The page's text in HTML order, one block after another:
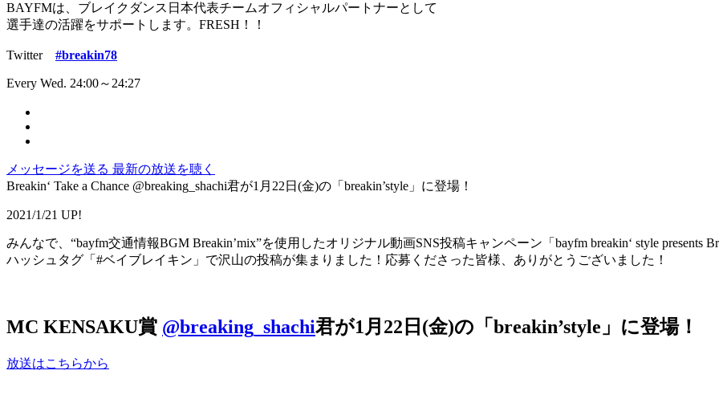
BAYFMは、ブレイクダンス日本代表チームオフィシャルパートナーとして
選手達の活躍をサポートします。FRESH！！
Twitter #breakin78
Every Wed. 24:00～24:27
メッセージを送る 最新の放送を聴く
Breakin‘ Take a Chance @breaking_shachi君が1月22日(金)の「breakin’style」に登場！
2021/1/21 UP!
みんなで、“bayfm交通情報BGM Breakin’mix”を使用したオリジナル動画SNS投稿キャンペーン「bayfm breakin‘ style presents
ハッシュタグ「#ベイブレイキン」で沢山の投稿が集まりました！応募くださった皆様、ありがとうございました！
MC KENSAKU賞 @breaking_shachi君が1月22日(金)の「breakin’style」に登場！
放送はこちらから